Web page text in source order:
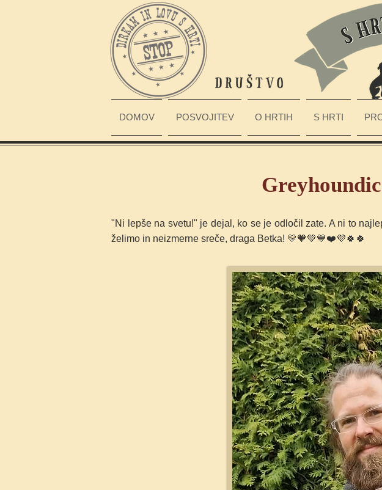
DOMOV POSVOJITEV O HRTIH S HRTI
"Ni lepše na svetu!" je dejal, ko se je odločil zate. A ni to
želimo in neizmerne sreče, draga Betka! 💛🧡💚💙❤️💜🍀🍀